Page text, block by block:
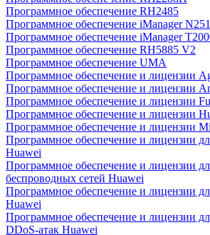
Программное обеспечение RH2485
Программное обеспечение iManager
Программное обеспечение iManager
Программное обеспечение RH5885 V2
Программное обеспечение UMA
Программное обеспечение и лицензии
Программное обеспечение и лицензии
Программное обеспечение и лицензии
Программное обеспечение и лицензии
Программное обеспечение и лицензии
Программное обеспечение и лицензии
Huawei
Программное обеспечение и лицензии
беспроводных сетей Huawei
Программное обеспечение и лицензии
Huawei
Программное обеспечение и лицензии
DDoS-атак Huawei